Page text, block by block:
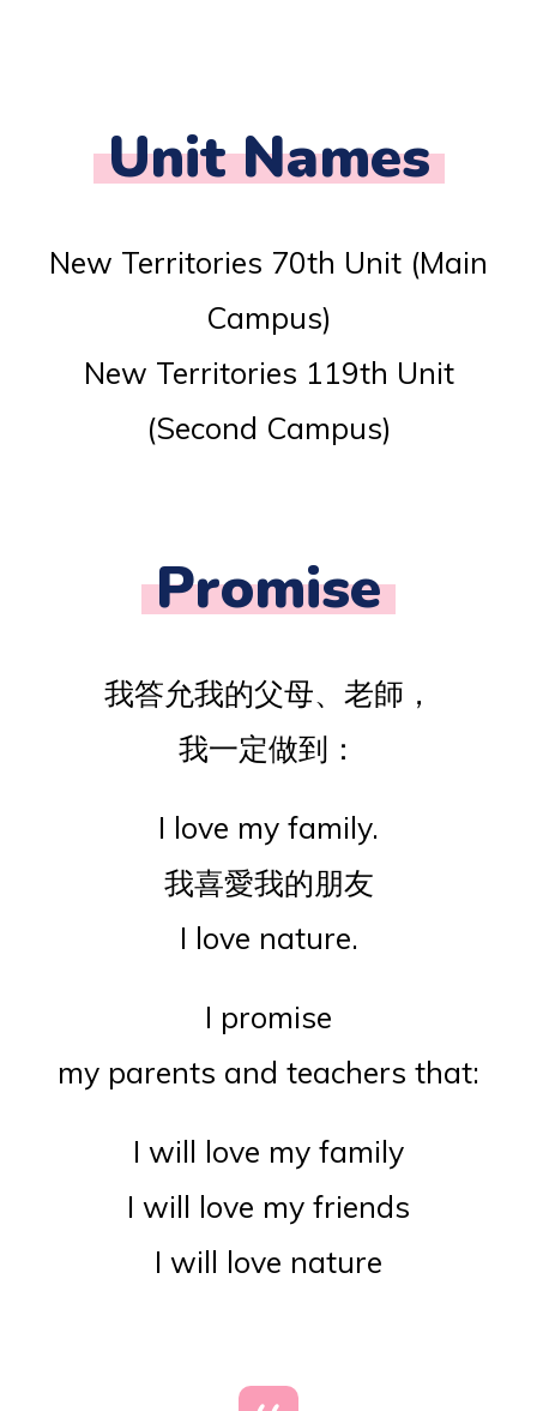
Unit Names
New Territories 70th Unit (Main
Campus)
New Territories 119th Unit
(Second Campus)
Promise
我答允我的父母、老師，
我一定做到：
I love my family.
我喜愛我的朋友
I love nature.
I promise
my parents and teachers that:
I will love my family
I will love my friends
I will love nature